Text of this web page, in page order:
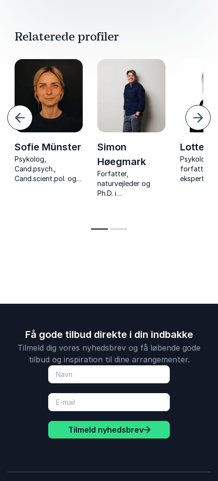
Relaterede profiler
Sofie Münster
Psykolog,
Cand.psych.,
Cand.scient.pol. og
Simon
Høegmark
Forfatter,
naturvejleder og
Ph.D. i
naturens helende
Lotte
Psykolog
forfatter
ekspertise
Få gode tilbud direkte i din indbakke
Tilmeld dig vores nyhedsbrev og få løbende gode
tilbud og inspiration til dine arrangementer.
Tilmeld nyhedsbrev